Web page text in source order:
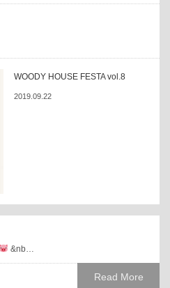
WOODY HOUSE FESTA vol.8
2019.09.22
&nb…
Read More